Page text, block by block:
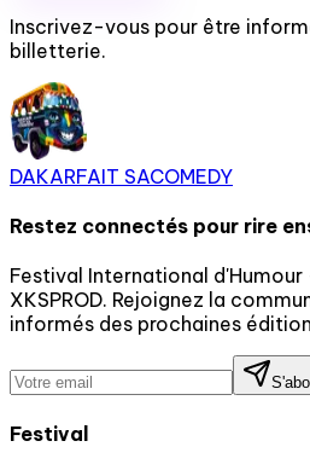
Inscrivez-vous pour être
billetterie.
DAKARFAIT SACOMEDY
Restez connectés pour rire
Festival International
XKSPROD. Rejoignez la
informés des prochaines
Festival